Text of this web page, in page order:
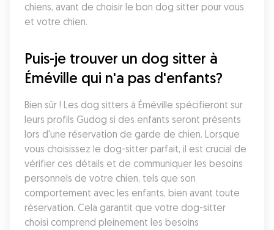
chiens, avant de choisir le bon dog sitter pour vous
et votre chien.
Puis-je trouver un dog sitter à
Éméville qui n'a pas d'enfants?
Bien sûr ! Les dog sitters à Éméville spécifieront sur
leurs profils Gudog si des enfants seront présents
lors d'une réservation de garde de chien. Lorsque
vous choisissez le dog-sitter parfait, il est crucial de
vérifier ces détails et de communiquer les besoins
personnels de votre chien, tels que son
comportement avec les enfants, bien avant toute
réservation. Cela garantit que votre dog-sitter
choisi comprend pleinement les besoins